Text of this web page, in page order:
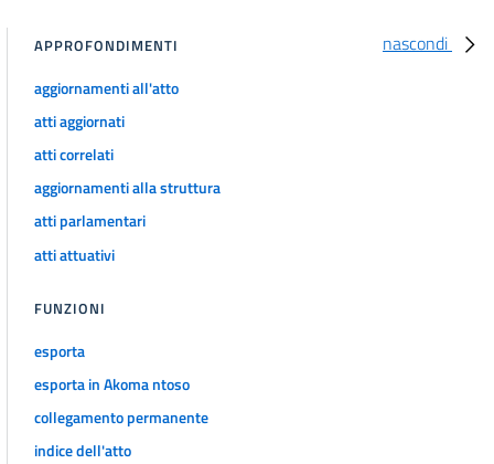
48
49
50
51
52
53
54
((Strumenti di regolazione della crisi e dell'insolvenza))
nascondi
APPROFONDIMENTI
aggiornamenti all'atto
atti aggiornati
atti correlati
aggiornamenti alla struttura
atti parlamentari
atti attuativi
FUNZIONI
esporta
esporta in Akoma ntoso
collegamento permanente
indice dell'atto